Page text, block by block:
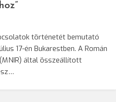
történetét bemutató
17-én Bukarestben. A Román
által összeállított